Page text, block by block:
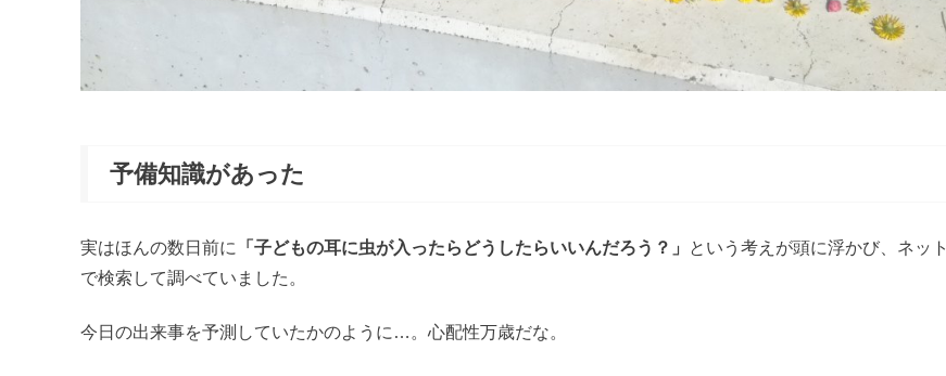
予備知識があった
実はほんの数日前に 「子どもの耳に虫が入ったらどうしたらいいんだろう？」
という考えが頭に浮かび、ネット
で検索して調べていました。
今日の出来事を予測していたかのように…。心配性万歳だな。